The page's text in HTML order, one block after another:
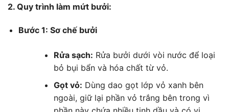
2. Quy trình làm mứt bưởi:
Bước 1: Sơ chế bưởi
Rửa sạch: Rửa bưởi dưới vòi nước để loại
bỏ bụi bẩn và hóa chất từ vỏ.
Gọt vỏ: Dùng dao gọt lớp vỏ xanh bên
ngoài, giữ lại phần vỏ trắng bên trong vì